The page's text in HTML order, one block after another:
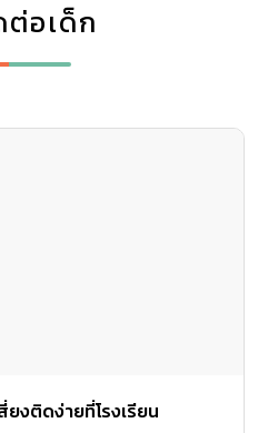
อเด็ก
งติดง่ายที่โรงเรียน